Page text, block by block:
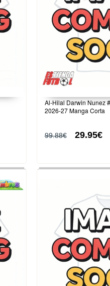
Al-Hilal Darwin Nunez
2026-27 Manga Corta
99.88€ 29.95€